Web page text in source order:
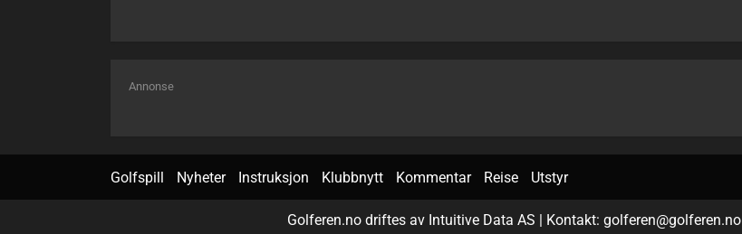
Annonse
Golfspill Nyheter Instruksjon Klubbnytt Kommentar Reise Utstyr
Golferen.no driftes av Intuitive Data AS | Kontakt: golferen@golferen.no